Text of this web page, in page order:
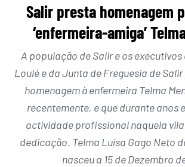
Salir presta homenagem
‘enfermeira-amiga’
A população de Salir e os
Loulé e da Junta de Freguesia de
homenagem à enfermeira Telma
recentemente, e que durante anos
actividade profissional naquela
dedicação. Telma Luísa Gago Neto
nasceu a 15 de Dezembro